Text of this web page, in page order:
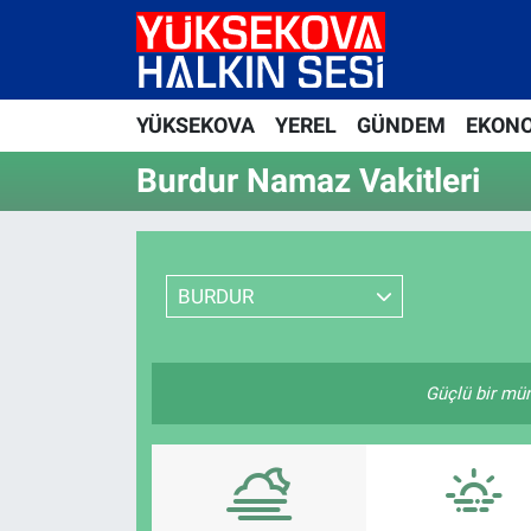
YÜKSEKOVA YEREL GÜNDEM
Burdur Namaz Vakitleri
BURDUR
Güçlü bir
Yüksekova Nöbetçi Eczaneler
Yüksekova Hava Durumu
Yüksekova Trafik Yoğunluk Haritası
Süper Lig Puan Durumu ve Fikstür